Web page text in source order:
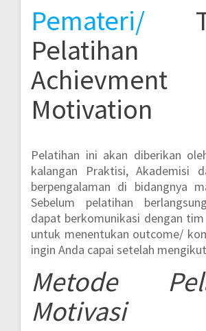
Pemateri/
Pelatihan
Motivation
Pelatihan ini akan diberikan
kalangan Praktisi, Akademisi
berpengalaman di bidangnya
Sebelum pelatihan
dapat berkomunikasi dengan
untuk menentukan outcome/
ingin Anda capai setelah
Metode
Motivasi